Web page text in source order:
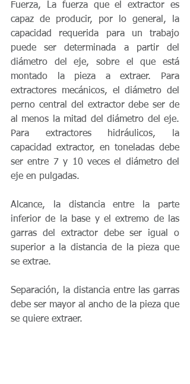
Fuerza, La fuerza que el extractor es
capaz de producir, por lo general, la
capacidad requerida para un trabajo
puede ser determinada a partir del
diámetro del eje, sobre el que está
montado la pieza a extraer. Para
extractores mecánicos, el diámetro del
perno central del extractor debe ser de
al menos la mitad del diámetro del eje.
Para extractores hidráulicos, la
capacidad extractor, en toneladas debe
ser entre 7 y 10 veces el diámetro del
eje en pulgadas.
Alcance, la distancia entre la parte
inferior de la base y el extremo de las
garras del extractor debe ser igual o
superior a la distancia de la pieza que
se extrae.
Separación, la distancia entre las garras
debe ser mayor al ancho de la pieza que
se quiere extraer.